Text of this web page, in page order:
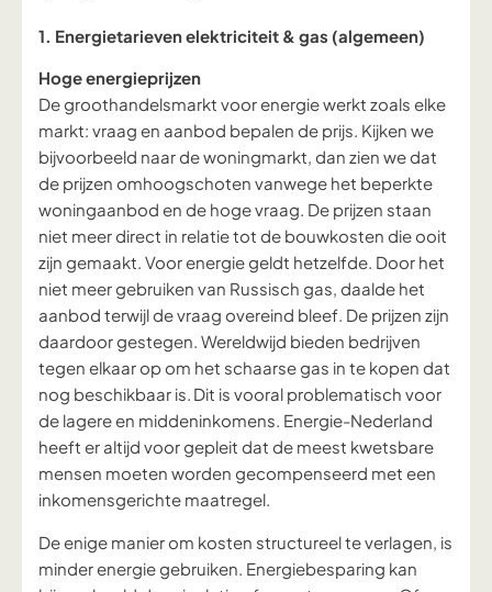
1. Energietarieven elektriciteit & gas (algemeen)
Hoge energieprijzen
De groothandelsmarkt voor energie werkt zoals elke
markt: vraag en aanbod bepalen de prijs. Kijken we
bijvoorbeeld naar de woningmarkt, dan zien we dat
de prijzen omhoogschoten vanwege het beperkte
woningaanbod en de hoge vraag. De prijzen staan
niet meer direct in relatie tot de bouwkosten die ooit
zijn gemaakt. Voor energie geldt hetzelfde. Door het
niet meer gebruiken van Russisch gas, daalde het
aanbod terwijl de vraag overeind bleef. De prijzen zijn
daardoor gestegen. Wereldwijd bieden bedrijven
tegen elkaar op om het schaarse gas in te kopen dat
nog beschikbaar is. Dit is vooral problematisch voor
de lagere en middeninkomens. Energie-Nederland
heeft er altijd voor gepleit dat de meest kwetsbare
mensen moeten worden gecompenseerd met een
inkomensgerichte maatregel.
De enige manier om kosten structureel te verlagen, is
minder energie gebruiken. Energiebesparing kan